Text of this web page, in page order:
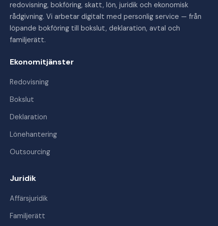
redovisning, bokföring, skatt, lön, juridik och ekonomisk
rådgivning. Vi arbetar digitalt med personlig service — från
löpande bokföring till bokslut, deklaration, avtal och
familjerätt.
Ekonomitjänster
Redovisning
Bokslut
Deklaration
Lönehantering
Outsourcing
Juridik
Affärsjuridik
Familjerätt